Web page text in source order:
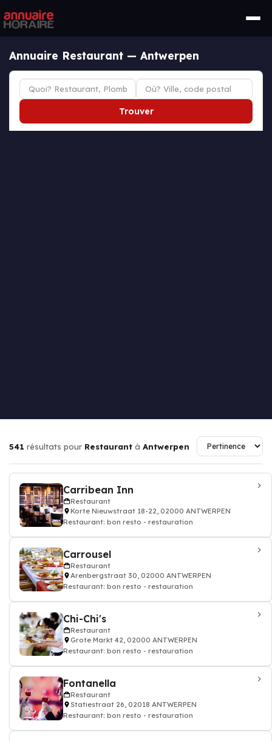
Annuaire Restaurant — Antwerpen
Trouver
541 résultats pour Restaurant à Antwerpen
Carribean Inn
Restaurant
Korte Nieuwstraat 18-22, 02000 ANTWERPEN
Restaurant: bon resto - restauration
Carrousel
Restaurant
Arenbergstraat 30, 02000 ANTWERPEN
Restaurant: bon resto - restauration
Chi-Chi's
Restaurant
Grote Markt 42, 02000 ANTWERPEN
Restaurant: bon resto - restauration
Fontanella
Restaurant
Statiestraat 26, 02018 ANTWERPEN
Restaurant: bon resto - restauration